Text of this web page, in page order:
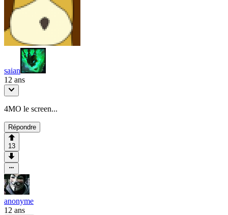
saian
12 ans
4MO le screen...
Répondre
13
anonyme
12 ans